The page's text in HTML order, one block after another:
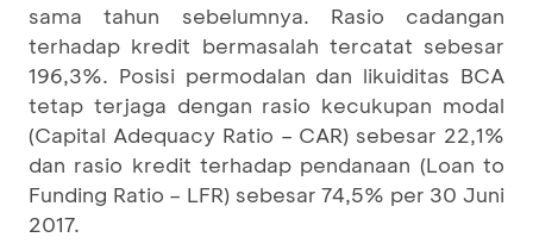
sama tahun sebelumnya. Rasio cadangan
terhadap kredit bermasalah tercatat sebesar
196,3%. Posisi permodalan dan likuiditas BCA
tetap terjaga dengan rasio kecukupan modal
(Capital Adequacy Ratio – CAR) sebesar 22,1%
dan rasio kredit terhadap pendanaan (Loan to
Funding Ratio – LFR) sebesar 74,5% per 30 Juni
2017.